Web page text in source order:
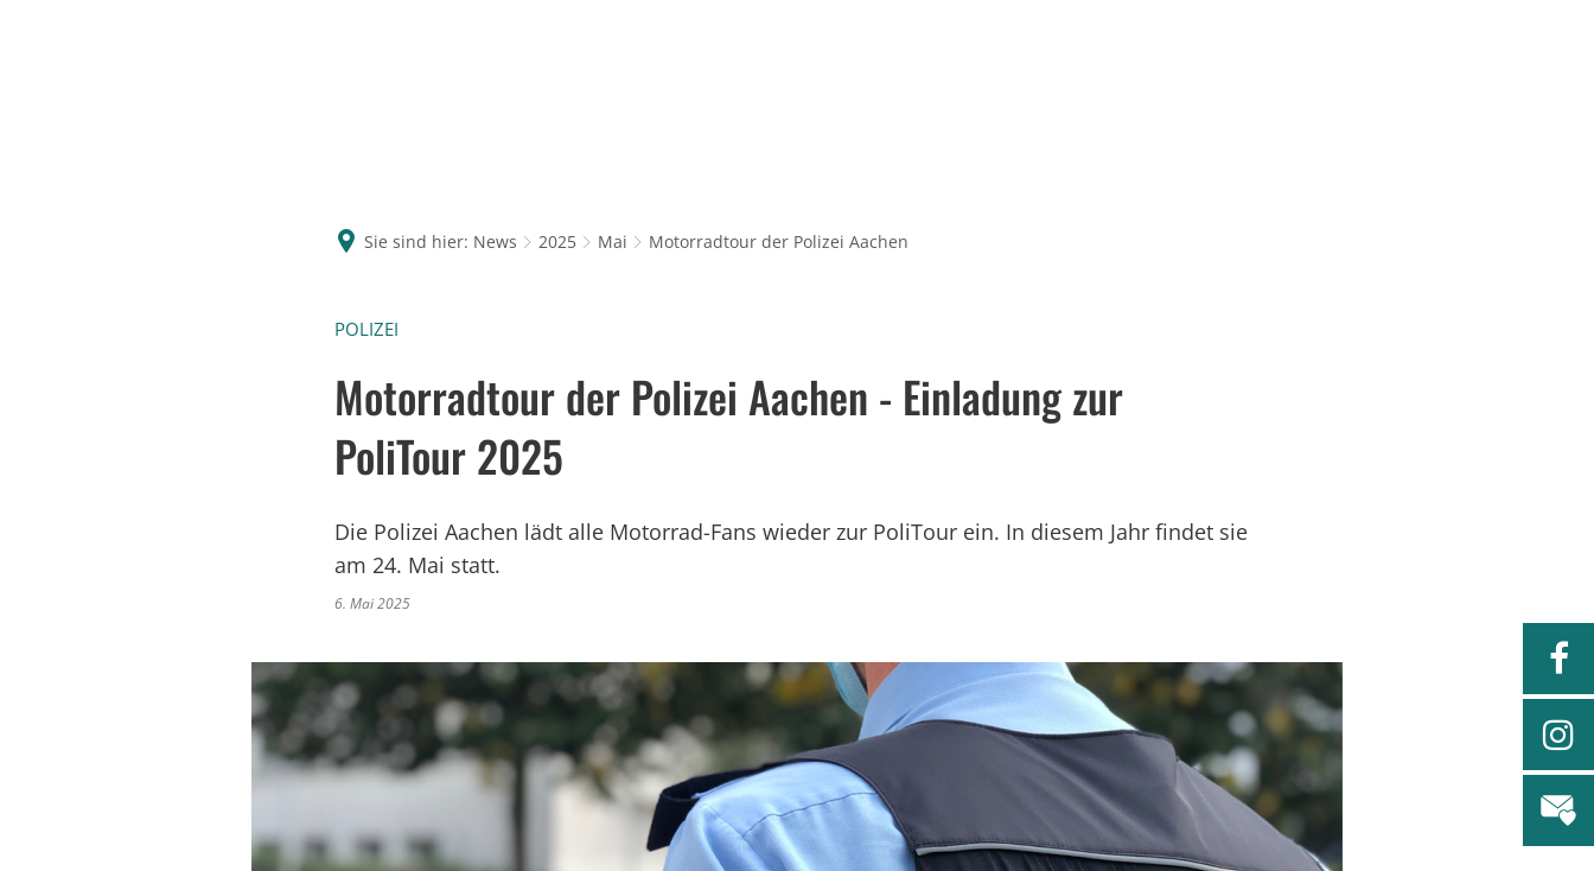
Sie sind hier: News 2025 Mai Motorradtour der Polizei Aachen
POLIZEI
Motorradtour der Polizei Aachen - Einladung zur
PoliTour 2025
Die Polizei Aachen lädt alle Motorrad-Fans wieder zur PoliTour ein. In diesem Jahr findet sie
am 24. Mai statt.
6. Mai 2025